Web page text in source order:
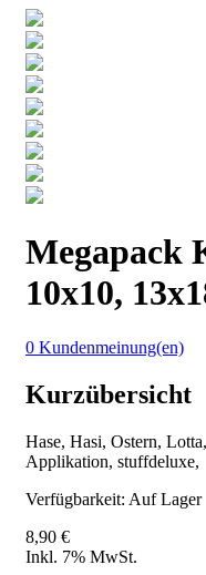
Megapack
10x10,
0 Kundenmeinung(en)
Kurzübersicht
Hase, Hasi, Ostern,
Applikation, stuffdeluxe,
Verfügbarkeit: Auf Lager
8,90 €
Inkl. 7% MwSt.